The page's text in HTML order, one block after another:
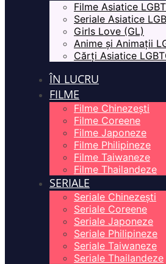
Filme Asiatice
Seriale Asiatice
Girls Love (GL)
Anime și Animații
Cărți Asiatice
ÎN LUCRU
FILME
Filme Chinezești
Filme Coreene
Filme Japoneze
Filme Philipineze
Filme Taiwaneze
Filme Thailandeze
SERIALE
Seriale Chinezești
Seriale Coreene
Seriale Japoneze
Seriale Philipineze
Seriale Taiwaneze
Seriale Thailandeze